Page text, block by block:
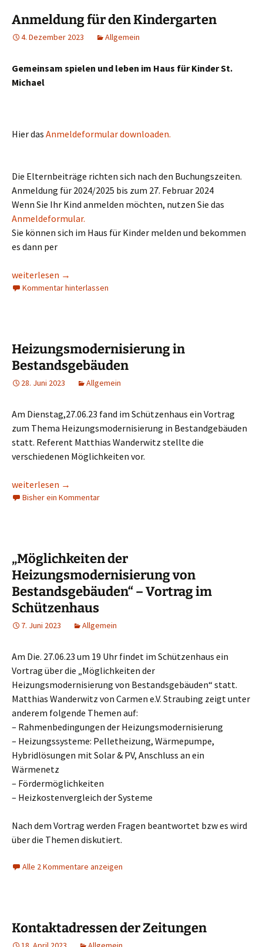
Anmeldung für den Kindergarten
4. Dezember 2023 Allgemein
Gemeinsam spielen und leben im Haus für Kinder St.
Michael
Hier das Anmeldeformular downloaden.
Die Elternbeiträge richten sich nach den Buchungszeiten.
Anmeldung für 2024/2025 bis zum 27. Februar 2024
Wenn Sie Ihr Kind anmelden möchten, nutzen Sie das
Anmeldeformular.
Sie können sich im Haus für Kinder melden und bekommen
es dann per
Anmeldung für den Kindergarten
weiterlesen →
Kommentar hinterlassen
Heizungsmodernisierung in
Bestandsgebäuden
28. Juni 2023 Allgemein
Am Dienstag,27.06.23 fand im Schützenhaus ein Vortrag
zum Thema Heizungsmodernisierung in Bestandgebäuden
statt. Referent Matthias Wanderwitz stellte die
verschiedenen Möglichkeiten vor.
Heizungsmodernisierung in Bestandsgebäuden
weiterlesen →
Bisher ein Kommentar
„Möglichkeiten der
Heizungsmodernisierung von
Bestandsgebäuden“ – Vortrag im
Schützenhaus
7. Juni 2023 Allgemein
Am Die. 27.06.23 um 19 Uhr findet im Schützenhaus ein
Vortrag über die „Möglichkeiten der
Heizungsmodernisierung von Bestandsgebäuden“ statt.
Matthias Wanderwitz von Carmen e.V. Straubing zeigt unter
anderem folgende Themen auf:
– Rahmenbedingungen der Heizungsmodernisierung
– Heizungssysteme: Pelletheizung, Wärmepumpe,
Hybridlösungen mit Solar & PV, Anschluss an ein
Wärmenetz
– Fördermöglichkeiten
– Heizkostenvergleich der Systeme
Nach dem Vortrag werden Fragen beantwortet bzw es wird
über die Themen diskutiert.
Alle 2 Kommentare anzeigen
Kontaktadressen der Zeitungen